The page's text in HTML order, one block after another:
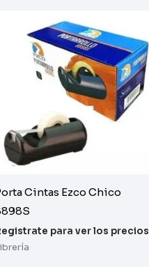
Cintas Ezco Chico
para ver los precios